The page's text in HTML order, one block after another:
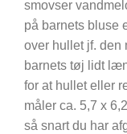
smovser
på barnets bluse
over hullet jf. den
barnets tøj lidt
for at hullet eller
måler ca. 5,7 x
så snart du har